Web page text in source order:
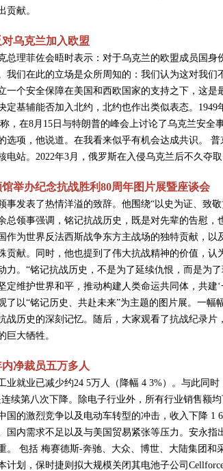
贡献。
乌克兰加入欧盟
总理菲佐会晤时表示：对于乌克兰的欧盟成员国身
我们在此的立场是众所周知的：我们认为这对我们
一个安全保障在美国和西欧国家的支持之下，这是
定基辅能否加入北约，北约也作出类似表态。1949
，在8月15日与特朗普的峰会上讨论了乌克兰安全
选项，他说道。在我看来似乎有机会达成共识。
电站。2022年3月，俄罗斯在入侵乌克兰后不久夺取
举办纪念抗战胜利80周年图片展暨座谈会
事发表了热情洋溢的致辞。他围绕“以史为证、致
总领事强调，铭记抗战历史，既是对先辈的告慰，
作为世界反法西斯战争东方主战场的独特贡献，以
贡献。同时，他也提到了伟大抗战精神的价值，认
力。“铭记抗战历史，不是为了延续仇恨，而是为
定维护世界和平，推动构建人类命运共同体，共建
了以“铭记历史、共赴未来”为主题的图片展。一
战历史的深刻记忆。随后，大家观看了抗战纪录
巨大牺牲。
净裁员五万多人
业就业已减少约24 5万人（降幅 4 3%）。与此同
续第八次下降。除电子行业外，所有行业销售额
国的激烈竞争以及电动车转型的冲击，收入下降 1
国内需求不足以及与美国贸易紧张等压力。安永指
。 包括 梅赛德斯-奔驰、大众、博世、大陆集团和
计划，保时捷则拟大规模关闭其电池子公司